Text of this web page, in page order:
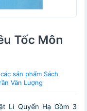
Tốc Môn
sản phẩm Sách
Văn Lượng
Lí Quyển Hạ Gồm 3